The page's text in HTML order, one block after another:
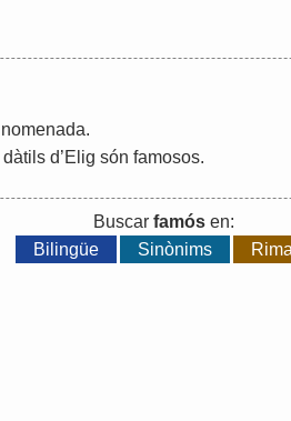
nomenada.
dàtils d’Elig són famosos.
Buscar famósen:
Bilingüe
Sinònims Rima